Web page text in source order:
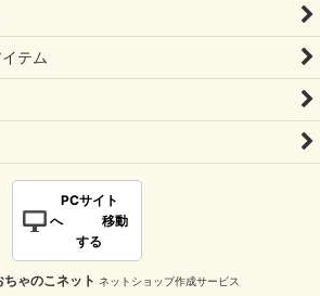
テム
PCサイト
へ 移動
する
ちゃのこネット ネットショップ作成サービス